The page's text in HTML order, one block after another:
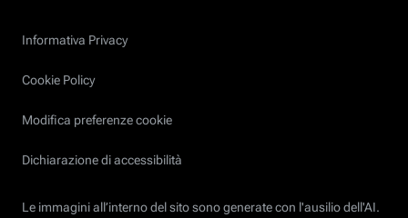
Informativa Privacy
Cookie Policy
Modifica preferenze cookie
Dichiarazione di accessibilità
Le immagini all’interno del sito sono generate con l'ausilio dell'AI.